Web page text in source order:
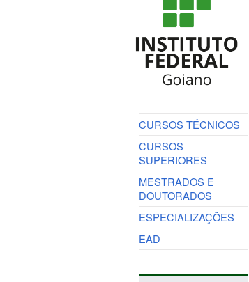
CURSOS TÉCNICOS
CURSOS
SUPERIORES
MESTRADOS E
DOUTORADOS
ESPECIALIZAÇÕES
EAD